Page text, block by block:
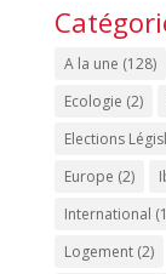
A la une (128)
Ecologie (2)
Elections
Europe (2)
International
Logement(2)